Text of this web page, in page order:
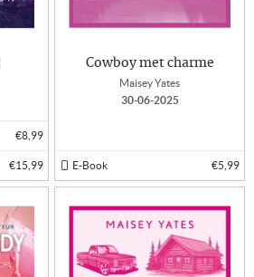
€8,99
€15,99
Cowboy met charme
Maisey Yates
30-06-2025
E-Book €5,99